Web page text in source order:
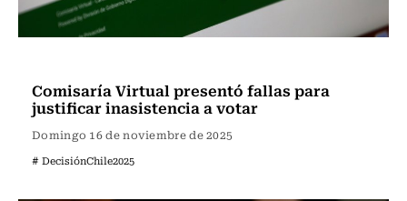
Comisaría Virtual presentó fallas para
justificar inasistencia a votar
Domingo 16 de noviembre de 2025
# DecisiónChile2025